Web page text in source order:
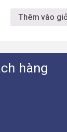
hàng